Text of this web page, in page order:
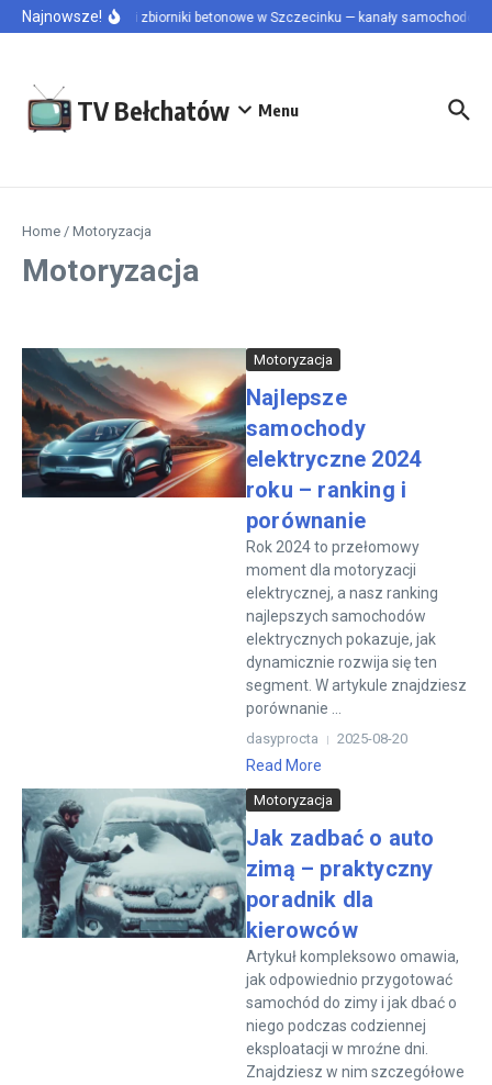
Przejdź do treści
Najnowsze!Szamba i zbiorniki betonowe w Szczecinku — kanały samochodowe
TV Bełchatów Menu
Home / Motoryzacja
Motoryzacja
Motoryzacja
Najlepsze
samochody
elektryczne 2024
roku – ranking i
porównanie
Rok 2024 to przełomowy
moment dla motoryzacji
elektrycznej, a nasz ranking
najlepszych samochodów
elektrycznych pokazuje, jak
dynamicznie rozwija się ten
segment. W artykule znajdziesz
porównanie ...
dasyprocta 2025-08-20
Read More
Motoryzacja
Jak zadbać o auto
zimą – praktyczny
poradnik dla
kierowców
Artykuł kompleksowo omawia,
jak odpowiednio przygotować
samochód do zimy i jak dbać o
niego podczas codziennej
eksploatacji w mroźne dni.
Znajdziesz w nim szczegółowe